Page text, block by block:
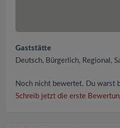
Gaststätte
Deutsch, Bürgerlich, Regional,
Noch nicht bewertet. Du warst
Schreib jetzt die erste